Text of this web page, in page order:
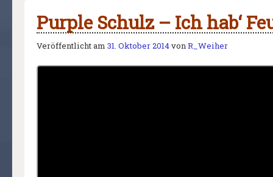
Purple Schulz – Ich hab‘
Veröffentlicht am 31. Oktober 2014vonR_Weiher